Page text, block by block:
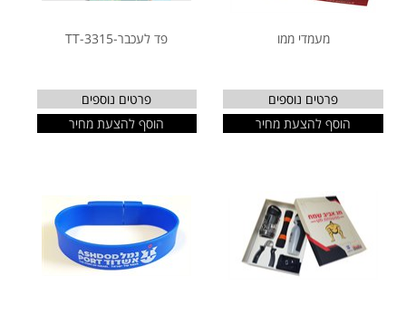
מעמדי ממו
פרטים נוספים
הוסף להצעת מחיר
פד לעכבר-TT-3315
פרטים נוספים
הוסף להצעת מחיר